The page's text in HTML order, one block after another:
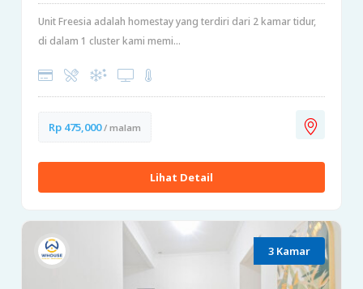
Unit Freesia adalah homestay yang terdiri dari 2 kamar tidur,
di dalam 1 cluster kami memi...
Rp 475,000/ malam
Lihat Detail
3 Kamar